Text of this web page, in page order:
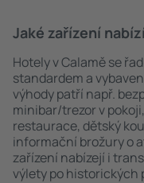
Jaké zařízení
Hotely v Calamě se
standardem a
výhody patří např.
minibar/trezor v
restaurace, dětský
informační brožury o
zařízení nabízejí i
výlety po historických